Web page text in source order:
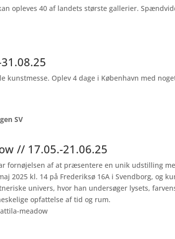
opleves 40 af landets største gallerier.
kunstmesse. Oplev 4 dage i København med
SV
// 17.05.-21.06.25
fornøjelsen af at præsentere en unik udstilling
2025 kl. 14 på Frederiksø 16A i Svendborg, og
univers, hvor han undersøger lysets,
opfattelse af tid og rum.
meadow